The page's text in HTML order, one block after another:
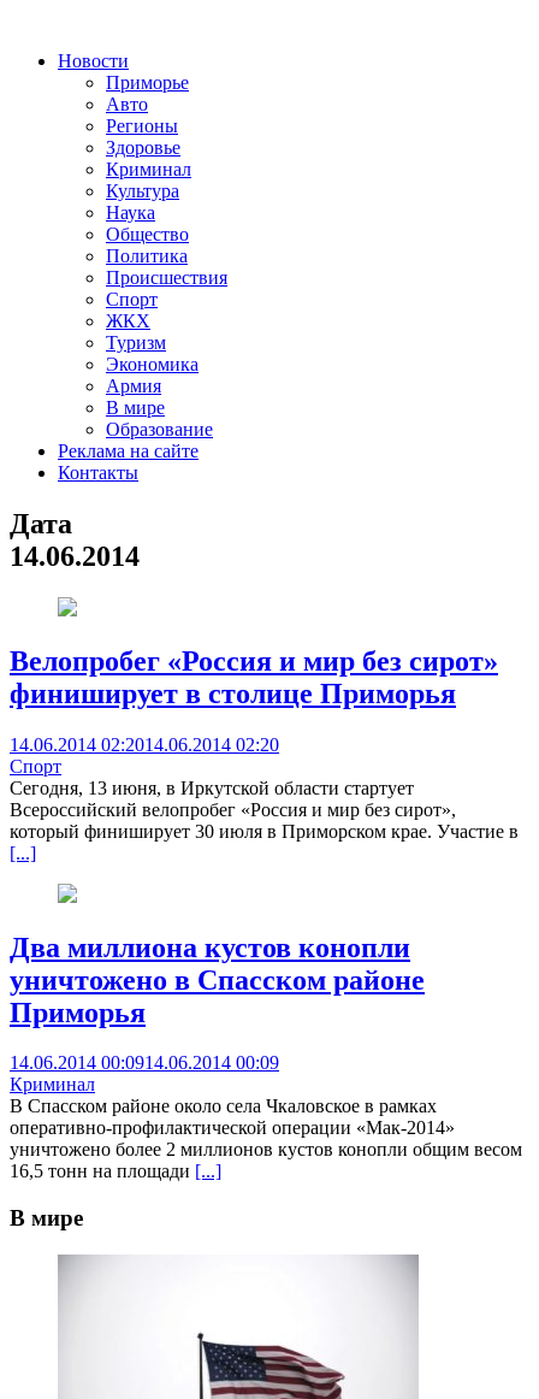
Новости
Приморье
Авто
Регионы
Здоровье
Криминал
Культура
Наука
Общество
Политика
Происшествия
Спорт
ЖКХ
Туризм
Экономика
Армия
В мире
Образование
Реклама на сайте
Контакты
Дата
14.06.2014
Велопробег «Россия и мир без сирот»
финиширует в столице Приморья
14.06.2014 02:2014.06.2014 02:20
Спорт
Сегодня, 13 июня, в Иркутской области стартует
Всероссийский велопробег «Россия и мир без сирот»,
который финиширует 30 июля в Приморском крае. Участие в
[...]
Два миллиона кустов конопли
уничтожено в Спасском районе
Приморья
14.06.2014 00:0914.06.2014 00:09
Криминал
В Спасском районе около села Чкаловское в рамках
оперативно-профилактической операции «Мак-2014»
уничтожено более 2 миллионов кустов конопли общим весом
16,5 тонн на площади [...]
В мире